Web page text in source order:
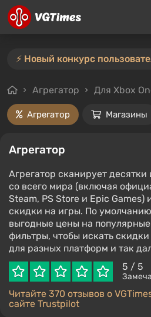
Агрегатор Для Xbox
Агрегатор Магазины
Агрегатор
Агрегатор сканирует
со всего мира (включая
Steam, PS Store и Epic Games)
скидки на игры. По
выгодные цены на
фильтры, чтобы искать
для разных платформ и так
5 / 5
Читайте 370 отзывов о
сайте Trustpilot